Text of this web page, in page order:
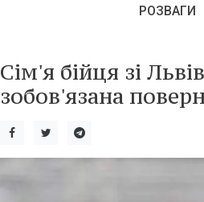
РОЗВАГИ
Сім'я бійця зі
зобов'язана